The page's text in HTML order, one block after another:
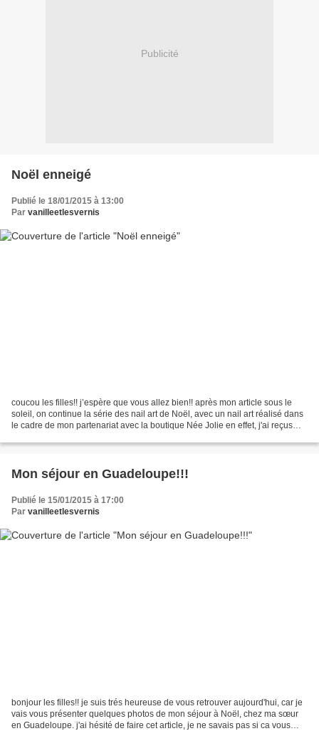
Publicité
Noël enneigé
Publié le 18/01/2015 à 13:00
Par vanilleetlesvernis
coucou les filles!! j’espère que vous allez bien!! après mon article sous le
soleil, on continue la série des nail art de Noël, avec un nail art réalisé dans
le cadre de mon partenariat avec la boutique Née Jolie en effet, j'ai reçus
Mon séjour en Guadeloupe!!!
Publié le 15/01/2015 à 17:00
Par vanilleetlesvernis
bonjour les filles!! je suis trés heureuse de vous retrouver aujourd'hui, car je
vais vous présenter quelques photos de mon séjour à Noël, chez ma sœur
en Guadeloupe. j'ai hésité de faire cet article, je ne savais pas si ca vous